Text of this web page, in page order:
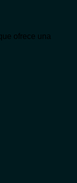
ofrece una